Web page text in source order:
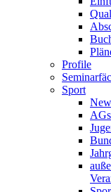
Profile
Sport
AGs